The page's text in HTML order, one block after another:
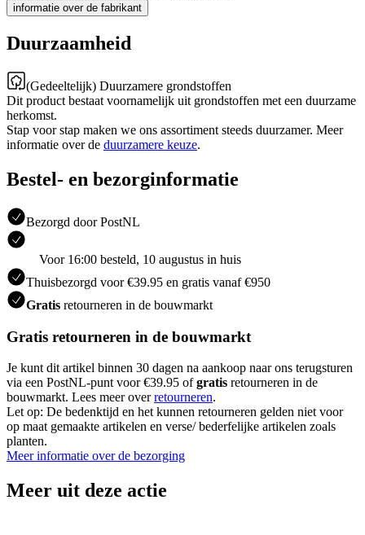
informatie over de fabrikant
Duurzaamheid
(Gedeeltelijk) Duurzamere grondstoffen
Dit product bestaat voornamelijk uit grondstoffen met een duurzame
herkomst.
Stap voor stap maken we ons assortiment steeds duurzamer. Meer
informatie over de duurzamere keuze.
Bestel- en bezorginformatie
Bezorgd door PostNL
Voor 16:00 besteld, 10 augustus in huis
Thuisbezorgd voor €39.95 en gratis vanaf €950
Gratis retourneren in de bouwmarkt
Gratis retourneren in de bouwmarkt
Je kunt dit artikel binnen 30 dagen na aankoop naar ons terugsturen
via een PostNL-punt voor €39.95 ofgratis retourneren in de
bouwmarkt. Lees meer overretourneren.
Let op: De bedenktijd en het kunnen retourneren gelden niet voor
op maat gemaakte artikelen en verse/ bederfelijke artikelen zoals
planten.
Meer informatie over de bezorging
Meer uit deze actie